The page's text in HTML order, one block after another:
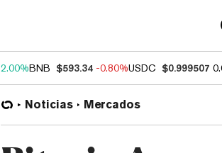
2.00%BNB $593.34 -0.80%USDC $0.999507
Noticias Mercados